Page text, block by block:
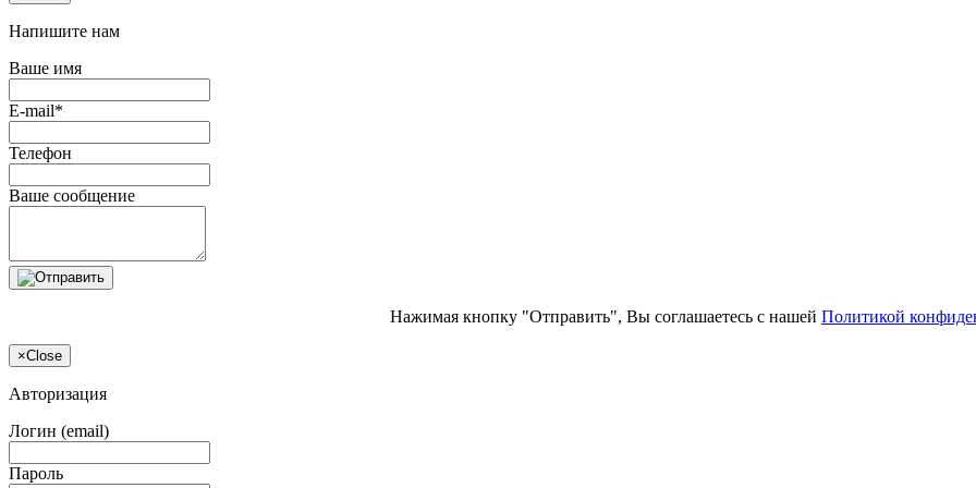
Напишите нам
Ваше имя
E-mail*
Телефон
Ваше сообщение
Нажимая кнопку "Отправить", Вы соглашаетесь с нашей Политикой
×Close
Авторизация
Логин (email)
Пароль